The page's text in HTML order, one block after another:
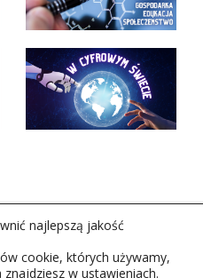
najlepszą jakość
cookie, których używamy,
w ustawieniach.